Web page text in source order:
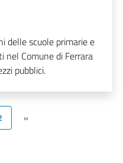
delle scuole primarie e
nel Comune di Ferrara
pubblici.
»